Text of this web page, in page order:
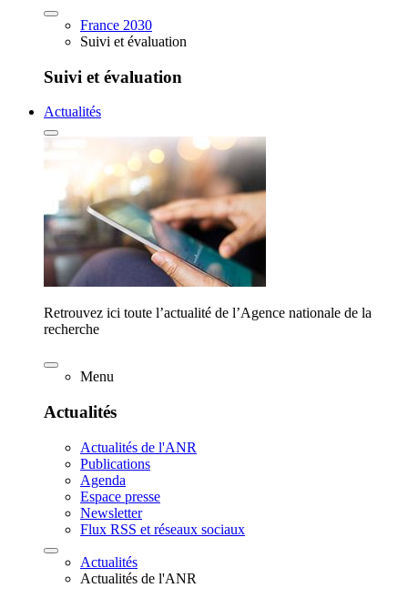
France 2030
Suivi et évaluation
Suivi et évaluation
Actualités
Retrouvez ici toute l’actualité de l’Agence nationale de la
recherche
Menu
Actualités
Actualités de l'ANR
Publications
Agenda
Espace presse
Newsletter
Flux RSS et réseaux sociaux
Actualités
Actualités de l'ANR